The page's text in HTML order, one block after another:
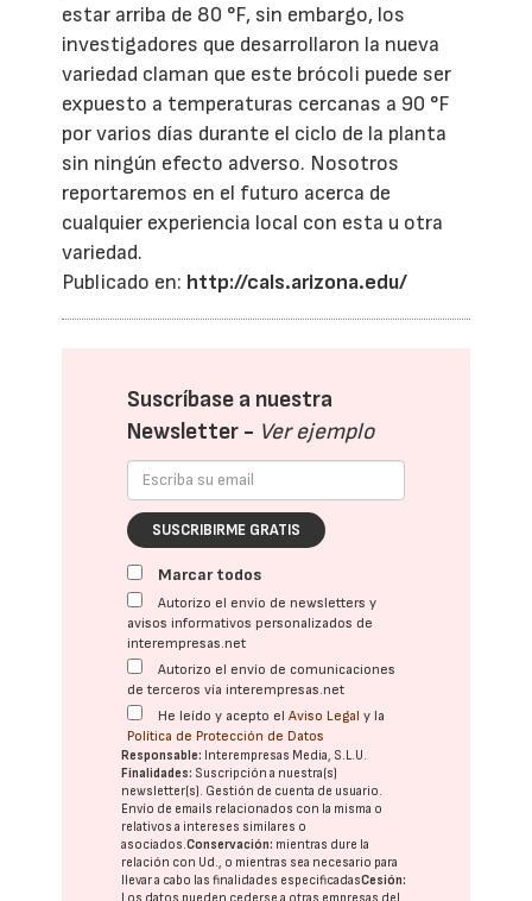
estar arriba de 80 °F, sin embargo, los
investigadores que desarrollaron la nueva
variedad claman que este brócoli puede ser
expuesto a temperaturas cercanas a 90 °F
por varios días durante el ciclo de la planta
sin ningún efecto adverso. Nosotros
reportaremos en el futuro acerca de
cualquier experiencia local con esta u otra
variedad.
Publicado en: http://cals.arizona.edu/
Suscríbase a nuestra
Newsletter - Ver ejemplo
SUSCRIBIRME GRATIS
Marcar todos
Autorizo el envío de newsletters y
avisos informativos personalizados de
interempresas.net
Autorizo el envío de comunicaciones
de terceros vía interempresas.net
He leído y acepto elAviso Legal y la
Política de Protección de Datos
Responsable: Interempresas Media, S.L.U.
Finalidades: Suscripción a nuestra(s)
newsletter(s). Gestión de cuenta de usuario.
Envío de emails relacionados con la misma o
relativos a intereses similares o
asociados.Conservación: mientras dure la
relación con Ud., o mientras sea necesario para
llevar a cabo las finalidades especificadasCesión:
Los datos pueden cederse a otras empresas del